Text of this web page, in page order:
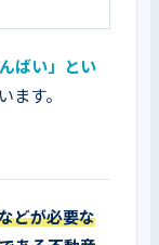
んばい」とい
ます。
どが必要な